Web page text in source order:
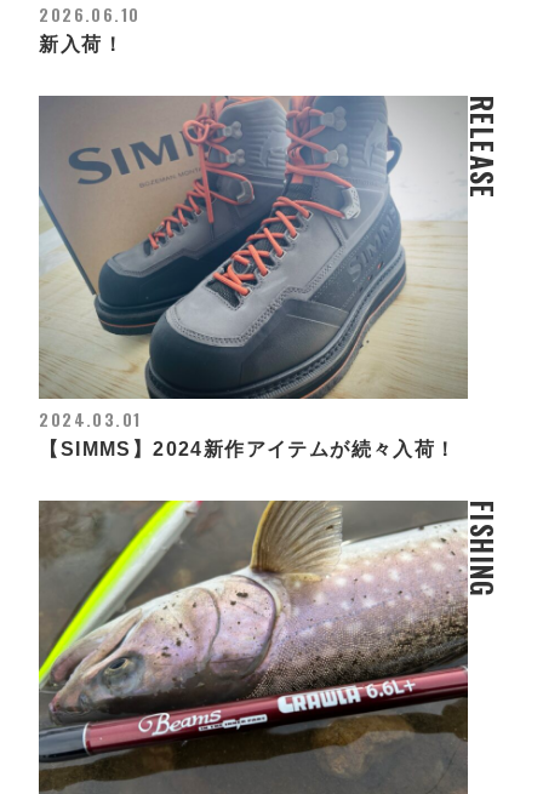
2026.06.10
新入荷！
RELEASE
2024.03.01
【SIMMS】2024新作アイテムが続々入荷！
FISHING